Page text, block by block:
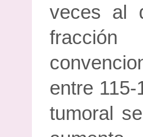
veces al
entre
tumoral